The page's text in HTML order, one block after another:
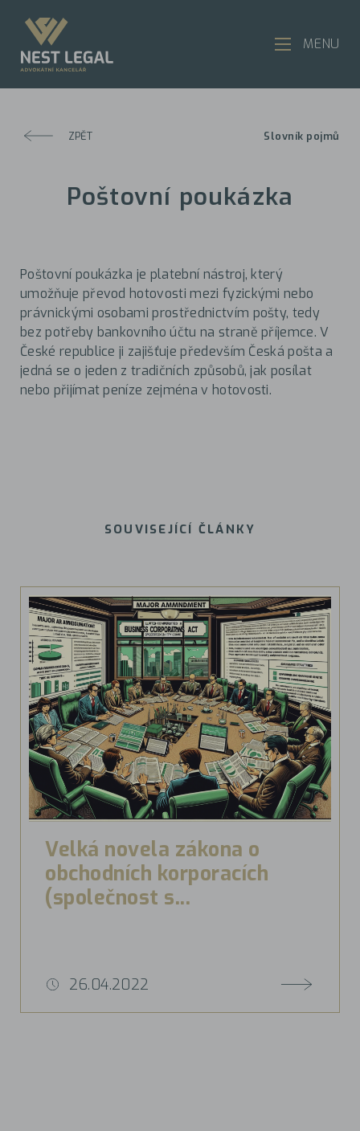
ZPĚT Slovník pojmů
Poštovní poukázka
Poštovní poukázka je platební nástroj, který
umožňuje převod hotovosti mezi fyzickými nebo
právnickými osobami prostřednictvím pošty, tedy
bez potřeby bankovního účtu na straně příjemce. V
České republice ji zajišťuje především Česká pošta a
jedná se o jeden z tradičních způsobů, jak posílat
nebo přijímat peníze zejména v hotovosti.
SOUVISEJÍCÍ ČLÁNKY
Velká novela zákona o
obchodních korporacích
(společnost s...
26.04.2022
MENU